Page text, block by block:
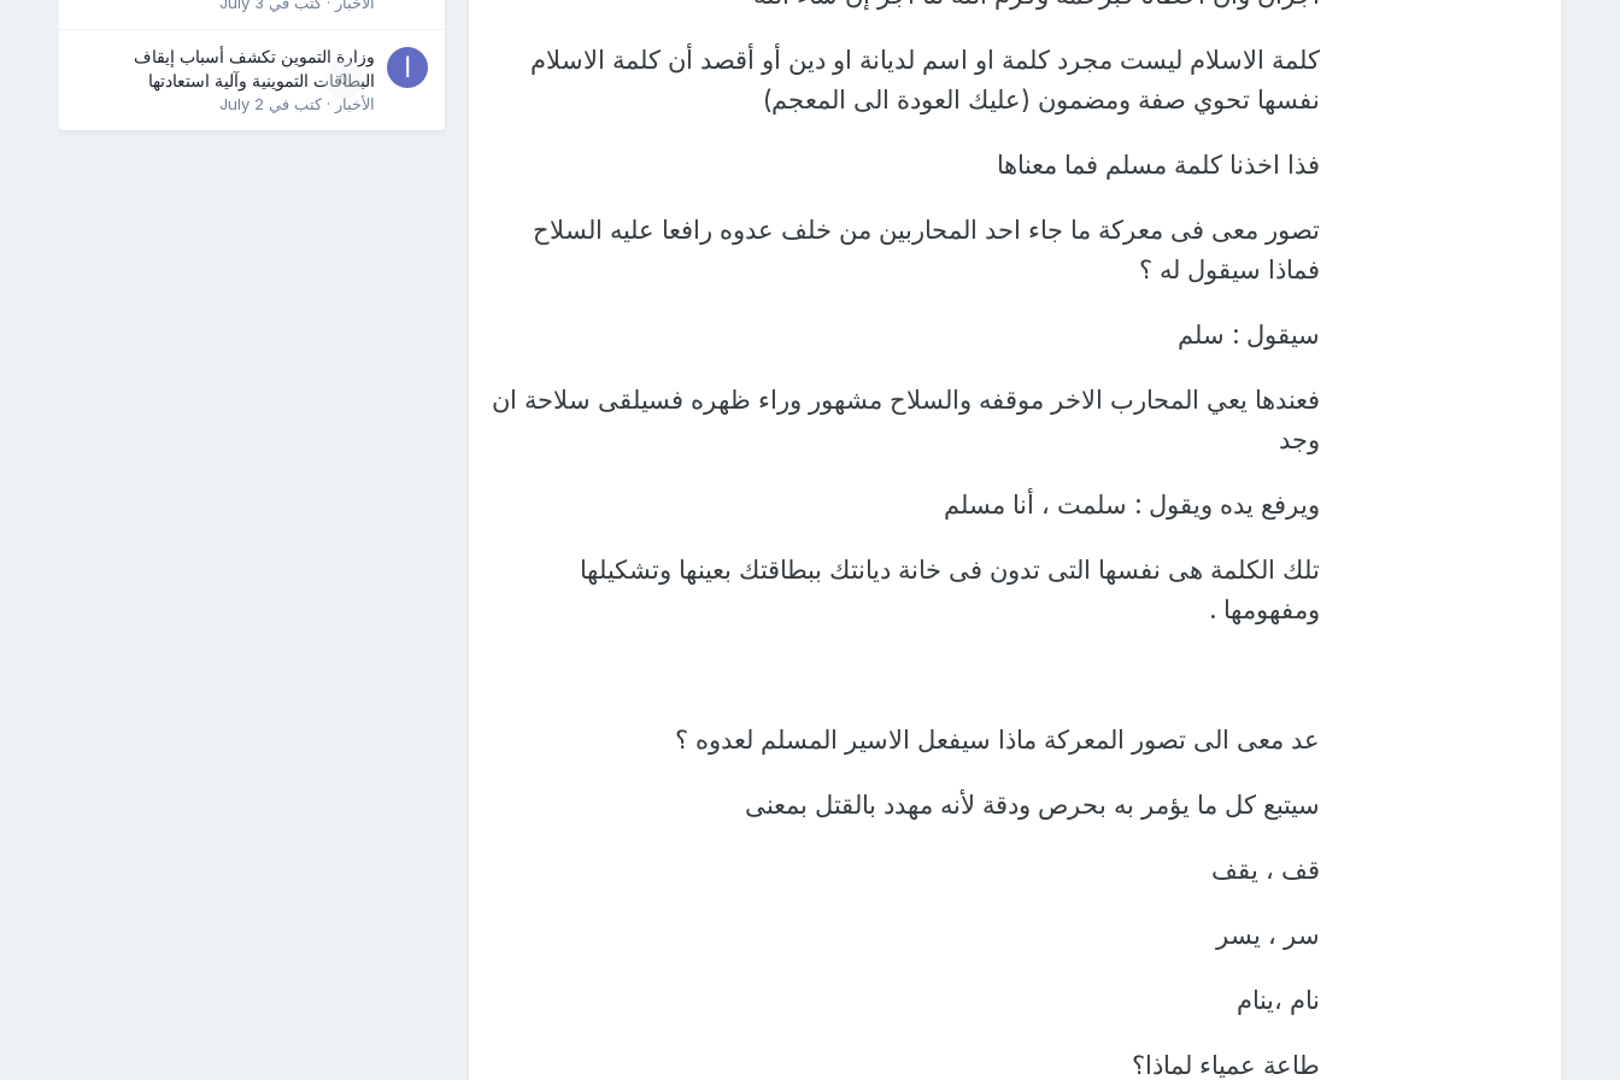
كلمة الاسلام ليست مجرد كلمة او اسم لديانة او دين أو أقصد أن كلمة الاسلام
نفسها تحوي صفة ومضمون (عليك العودة الى المعجم)
فذا اخذنا كلمة مسلم فما معناها
تصور معى فى معركة ما جاء احد المحاربين من خلف عدوه رافعا عليه السلاح
فماذا سيقول له ؟
سيقول : سلم
فعندها يعي المحارب الاخر موقفه والسلاح مشهور وراء ظهره فسيلقى سلاحة ان
وجد
ويرفع يده ويقول : سلمت ، أنا مسلم
تلك الكلمة هى نفسها التى تدون فى خانة ديانتك ببطاقتك بعينها وتشكيلها
ومفهومها .
عد معى الى تصور المعركة ماذا سيفعل الاسير المسلم لعدوه ؟
سيتبع كل ما يؤمر به بحرص ودقة لأنه مهدد بالقتل بمعنى
قف ، يقف
سر ، يسر
نام ،ينام
طاعة عمياء لماذا؟
0
وزارة التموين تكشف أسباب إيقاف
البطاقات التموينية وآلية استعادتها
الأخبار · كتب في July 2